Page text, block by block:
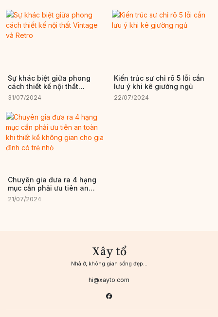
Sự khác biệt giữa phong
cách thiết kế nội thất
Vintage và Retro
31/07/2024
Kiến trúc sư chỉ rõ 5 lỗi cần
lưu ý khi kê giường ngủ
22/07/2024
Chuyên gia đưa ra 4 hạng
mục cần phải ưu tiên an
toàn khi thiết kế không gian
cho gia đình có trẻ nhỏ
21/07/2024
Xây tổ
Nhà ở, không gian sống đẹp...
hi@xayto.com